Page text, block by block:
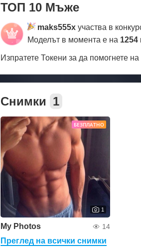
ТОП 10 Мъже
maks555x участва в
Моделът в момента е на 1254
Изпратете Токени за да помогнете на
Снимки 1
БЕЗПЛАТНО
1
My Photos 14
Преглед на всички снимки